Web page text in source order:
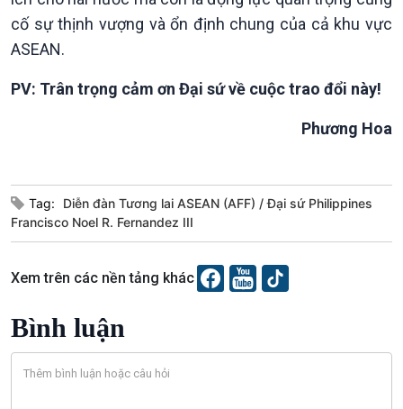
cố sự thịnh vượng và ổn định chung của cả khu vực
ASEAN.
PV: Trân trọng cảm ơn Đại sứ về cuộc trao đổi này!
Phương Hoa
Tag: Diễn đàn Tương lai ASEAN (AFF)
Đại sứ Philippines
Francisco Noel R. Fernandez III
Xem trên các nền tảng khác
Bình luận